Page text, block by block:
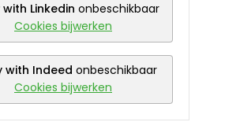
Linkedin onbeschikbaar
Cookies bijwerken
with Indeed onbeschikbaar
Cookies bijwerken